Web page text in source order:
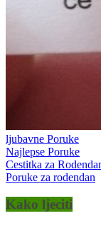
ljubavne Poruke
Najlepse Poruke
Cestitka za
Poruke za rodendan
Kako ljeciti